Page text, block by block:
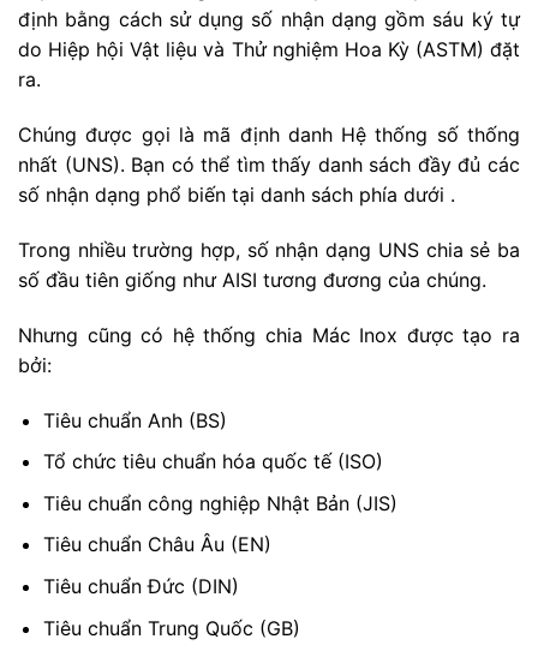
định bằng cách sử dụng số nhận dạng gồm sáu ký tự
do Hiệp hội Vật liệu và Thử nghiệm Hoa Kỳ (ASTM) đặt
ra.
Chúng được gọi là mã định danh Hệ thống số thống
nhất (UNS). Bạn có thể tìm thấy danh sách đầy đủ các
số nhận dạng phổ biến tại danh sách phía dưới .
Trong nhiều trường hợp, số nhận dạng UNS chia sẻ ba
số đầu tiên giống như AISI tương đương của chúng.
Nhưng cũng có hệ thống chia Mác Inox được tạo ra
bởi:
Tiêu chuẩn Anh (BS)
Tổ chức tiêu chuẩn hóa quốc tế (ISO)
Tiêu chuẩn công nghiệp Nhật Bản (JIS)
Tiêu chuẩn Châu Âu (EN)
Tiêu chuẩn Đức (DIN)
Tiêu chuẩn Trung Quốc (GB)